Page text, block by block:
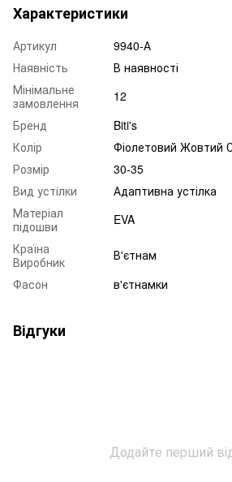
Характеристики
Артикул
9940-А
Наявність
В наявності
Мінімальне
замовлення
12
Бренд
Biti's
Колір
Фіолетовий Жовтий
Розмір
30-35
Вид устілки
Адаптивна устілка
Матеріал
підошви
EVA
Країна
Виробник
В'єтнам
Фасон
в'єтнамки
Відгуки
Додайте перший